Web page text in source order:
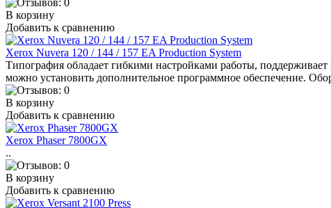
В корзину
Добавить к сравнению
Xerox Nuvera 120 / 144 / 157 EA Production System
Типография обладает гибкими настройками работы,
можно установить дополнительное программное обеспечение.
В корзину
Добавить к сравнению
Xerox Phaser 7800GX
..
В корзину
Добавить к сравнению